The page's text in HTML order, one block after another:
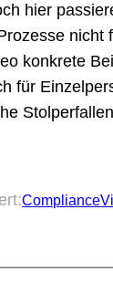
hier
konkrete
für
Compliance